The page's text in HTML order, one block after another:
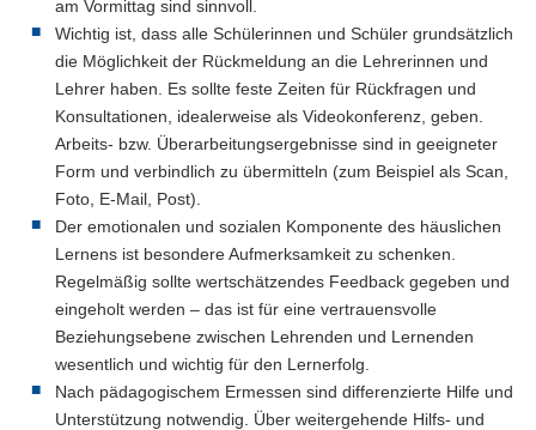
am Vormittag sind sinnvoll.
Wichtig ist, dass alle Schülerinnen und Schüler grundsätzlich
die Möglichkeit der Rückmeldung an die Lehrerinnen und
Lehrer haben. Es sollte feste Zeiten für Rückfragen und
Konsultationen, idealerweise als Videokonferenz, geben.
Arbeits- bzw. Überarbeitungsergebnisse sind in geeigneter
Form und verbindlich zu übermitteln (zum Beispiel als Scan,
Foto, E-Mail, Post).
Der emotionalen und sozialen Komponente des häuslichen
Lernens ist besondere Aufmerksamkeit zu schenken.
Regelmäßig sollte wertschätzendes Feedback gegeben und
eingeholt werden – das ist für eine vertrauensvolle
Beziehungsebene zwischen Lehrenden und Lernenden
wesentlich und wichtig für den Lernerfolg.
Nach pädagogischem Ermessen sind differenzierte Hilfe und
Unterstützung notwendig. Über weitergehende Hilfs- und